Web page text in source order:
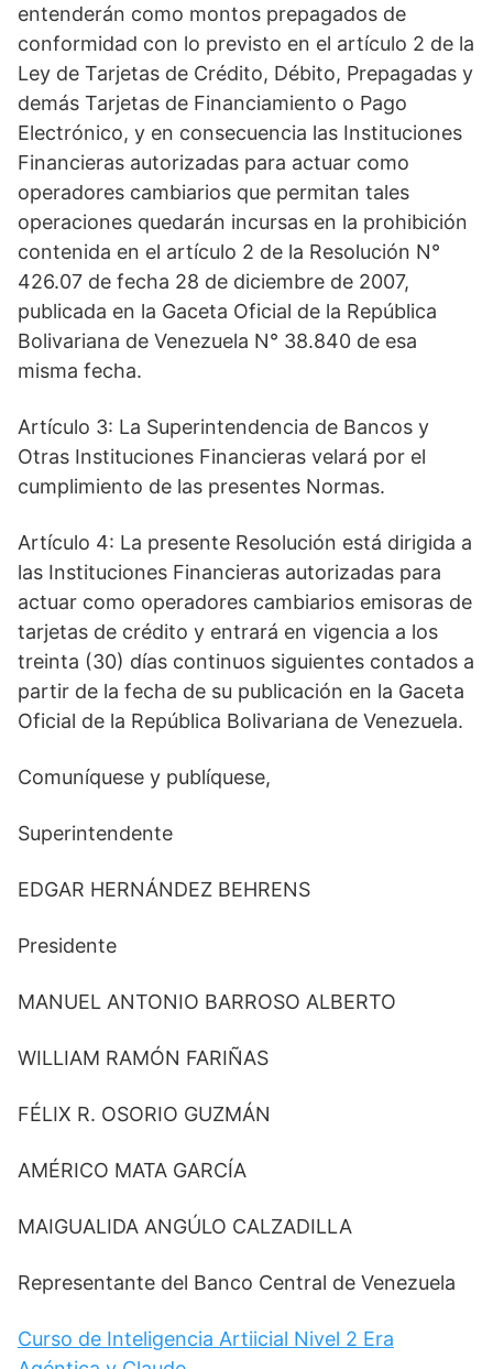
entenderán como montos prepagados de
conformidad con lo previsto en el artículo 2 de la
Ley de Tarjetas de Crédito, Débito, Prepagadas y
demás Tarjetas de Financiamiento o Pago
Electrónico, y en consecuencia las Instituciones
Financieras autorizadas para actuar como
operadores cambiarios que permitan tales
operaciones quedarán incursas en la prohibición
contenida en el artículo 2 de la Resolución N°
426.07 de fecha 28 de diciembre de 2007,
publicada en la Gaceta Oficial de la República
Bolivariana de Venezuela N° 38.840 de esa
misma fecha.
Artículo 3: La Superintendencia de Bancos y
Otras Instituciones Financieras velará por el
cumplimiento de las presentes Normas.
Artículo 4: La presente Resolución está dirigida a
las Instituciones Financieras autorizadas para
actuar como operadores cambiarios emisoras de
tarjetas de crédito y entrará en vigencia a los
treinta (30) días continuos siguientes contados a
partir de la fecha de su publicación en la Gaceta
Oficial de la República Bolivariana de Venezuela.
Comuníquese y publíquese,
Superintendente
EDGAR HERNÁNDEZ BEHRENS
Presidente
MANUEL ANTONIO BARROSO ALBERTO
WILLIAM RAMÓN FARIÑAS
FÉLIX R. OSORIO GUZMÁN
AMÉRICO MATA GARCÍA
MAIGUALIDA ANGÚLO CALZADILLA
Representante del Banco Central de Venezuela
Curso de Inteligencia Artiicial Nivel 2 Era